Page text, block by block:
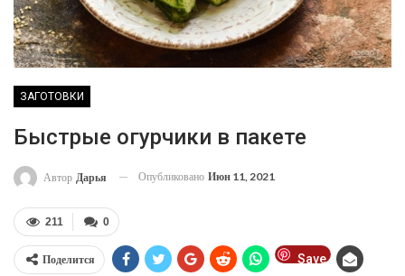
ЗАГОТОВКИ
Быстрые огурчики в пакете
Автор Дарья Опубликовано Июн 11, 2021
0
211
Поделится Save